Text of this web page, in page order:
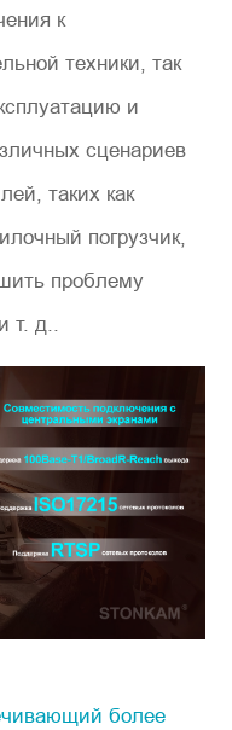
к
техники, так
и
сценариев
таких как
погрузчик,
проблему
д..
более